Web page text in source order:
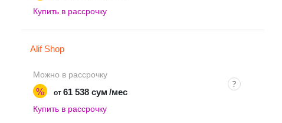
Купить в рассрочку
Alif Shop
Можно в рассрочку
% от 61 538 сум /мес
Купить в рассрочку